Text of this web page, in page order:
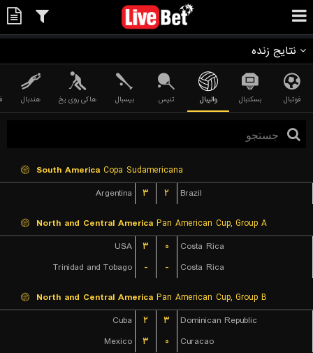
نتایج زنده
فوتبال بسکتبال والیبال تنیس بیسبال هاکی روی یخ هندبال
South America Copa Sudamericana
Argentina
۳ ۲ Brazil
North and Central America Pan American Cup, Group A
USA
۳ ۰
Costa Rica
Trinidad and Tobago
- - Costa Rica
North and Central America Pan American Cup, Group B
Cuba
۲ ۳
Dominican Republic
Mexico
۳ ۰ Curacao